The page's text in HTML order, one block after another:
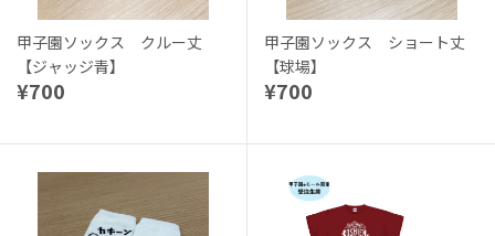
甲子園ソックス クルー丈
【ジャッジ青】
¥700
甲子園ソックス ショート丈
【球場】
¥700